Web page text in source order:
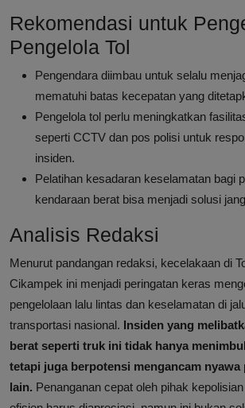
Rekomendasi untuk
Pengelola Tol
Pengendara diimbau untuk selalu
mematuhi batas kecepatan yang
Pengelola tol perlu meningkatkan
seperti CCTV dan pos polisi untuk
insiden.
Pelatihan kesadaran keselamatan bagi
kendaraan berat bisa menjadi solusi
Analisis Redaksi
Menurut pandangan redaksi, kecelakaan di
Cikampek ini menjadi peringatan keras
pengelolaan lalu lintas dan keselamatan di
transportasi nasional. Insiden yang
berat seperti truk ini tidak hanya
tetapi juga berpotensi mengancam nyawa
lain. Penanganan cepat oleh pihak